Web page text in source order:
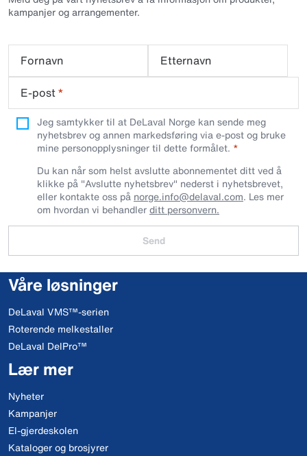
kampanjer og arrangementer.
Fornavn
Etternavn
E-post*
Jeg samtykker til at DeLaval Norge kan sende meg
nyhetsbrev og annen markedsføring via e-post og bruke
mine personopplysninger til dette formålet.
Du kan når som helst avslutte abonnementet ditt ved å
klikke på "Avslutte nyhetsbrev" nederst i nyhetsbrevet,
eller kontakte oss på norge.info@delaval.com. Les mer
om hvordan vi behandlerditt personvern.
Send
Våre løsninger
DeLaval VMS™-serien
Roterende melkestaller
DeLaval DelPro™
Lær mer
Nyheter
Kampanjer
El-gjerdeskolen
Kataloger og brosjyrer